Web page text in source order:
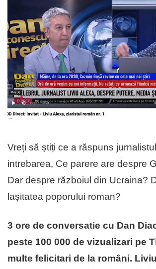
Vreți să știți ce a răspuns
intrebarea, Ce parere are despre
Dar despre războiul din Ucraina?
lașitatea poporului roman?
3 ore de conversatie cu Dan
peste 100 000 de vizualizari pe
multe felicitari de la români.